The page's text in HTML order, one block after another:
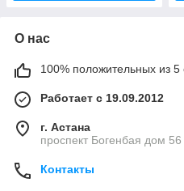
О нас
100% положительных из 5
Работает с 19.09.2012
г. Астана
проспект Богенбая дом
Контакты